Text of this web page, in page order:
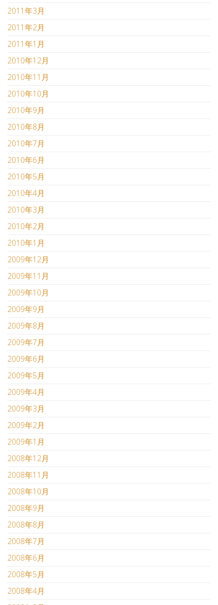
2011年3月
2011年2月
2011年1月
2010年12月
2010年11月
2010年10月
2010年9月
2010年8月
2010年7月
2010年6月
2010年5月
2010年4月
2010年3月
2010年2月
2010年1月
2009年12月
2009年11月
2009年10月
2009年9月
2009年8月
2009年7月
2009年6月
2009年5月
2009年4月
2009年3月
2009年2月
2009年1月
2008年12月
2008年11月
2008年10月
2008年9月
2008年8月
2008年7月
2008年6月
2008年5月
2008年4月